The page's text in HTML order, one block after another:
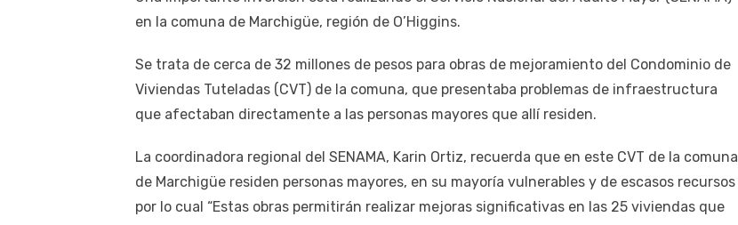
en la comuna de Marchigüe, región de O’Higgins.
Se trata de cerca de 32 millones de pesos para obras de mejoramiento del Condominio de
Viviendas Tuteladas (CVT) de la comuna, que presentaba problemas de infraestructura
que afectaban directamente a las personas mayores que allí residen.
La coordinadora regional del SENAMA, Karin Ortiz, recuerda que en este CVT de la comuna
de Marchigüe residen personas mayores, en su mayoría vulnerables y de escasos recursos
por lo cual “Estas obras permitirán realizar mejoras significativas en las 25 viviendas que